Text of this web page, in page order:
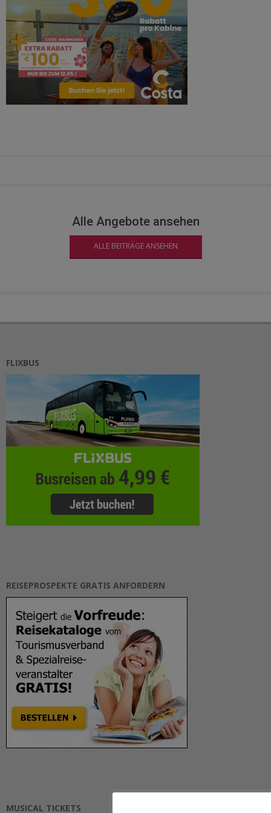
Alle Angebote ansehen
ALLE BEITRÄGE ANSEHEN
FLIXBUS
REISEPROSPEKTE GRATIS ANFORDERN
MUSICAL TICKETS